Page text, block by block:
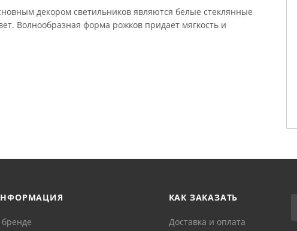
декором светильников являются белые стеклянные
Волнообразная форма рожков придает мягкость и
КАК ЗАКАЗАТЬ
Доставка и оплата